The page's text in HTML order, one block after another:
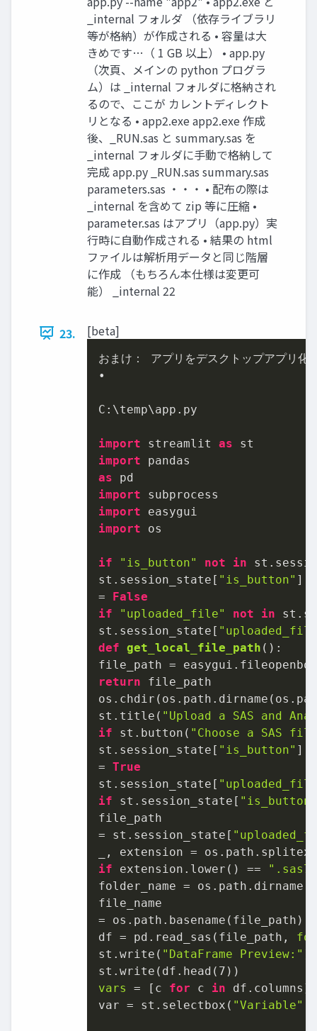
_internal フォルダ （依存ライブラリ
等が格納）が作成される • 容量は大
きめです…（ 1 GB 以上） • app.py
（次頁、メインの python プログラ
ム）は _internal フォルダに格納され
るので、ここが カレントディレクト
リとなる • app2.exe app2.exe 作成
後、_RUN.sas と summary.sas を
_internal フォルダに手動で格納して
完成 app.py _RUN.sas summary.sas
parameters.sas ・・・ • 配布の際は
_internal を含めて zip 等に圧縮 •
parameter.sas はアプリ（app.py）実
行時に自動作成される • 結果の html
ファイルは解析用データと同じ階層
に作成 （もちろん本仕様は変更可
能） _internal 22
23. [beta]
おまけ： アプリをデスクトップアプリ化
•
C:\temp\app.py
import streamlit as
import
as
import
import
import os
if "is_button" not in
st.session_state[ "is_button" ]
= False
if
"uploaded_file" not in
st.session_state[
def get_local_file_path ():
return file_path
st.title( "Upload a SAS and
if st.button( "Choose a SAS
st.session_state[ "is_button" ]
= True
st.session_state[
if st.session_state[ "is_button"
file_path
= st.session_state[
if extension.lower() ==
folder_name =
file_name
=
df = pd.read_sas(file_path,
st.write( "DataFrame Preview:"
st.write(df.head( 7
vars
= [c for c in df.columns]
var = st.selectbox( "Variable"